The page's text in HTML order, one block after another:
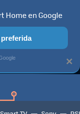
OFERTAS EN ×
Home en Google